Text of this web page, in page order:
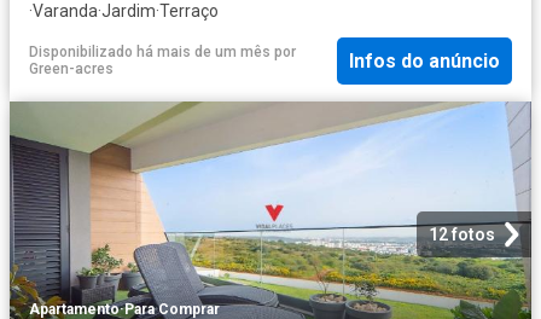
·Varanda·Jardim·Terraço
Disponibilizado há mais de um mês por
Green-acres
Infos do anúncio
12 fotos
Apartamento·Para Comprar